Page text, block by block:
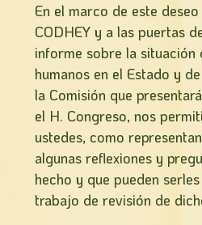
En el marco de este
CODHEY y a las puertas
informe sobre la situación
humanos en el Estado y
la Comisión que
el H. Congreso, nos
ustedes, como
algunas reflexiones y
hecho y que pueden
trabajo de revisión de